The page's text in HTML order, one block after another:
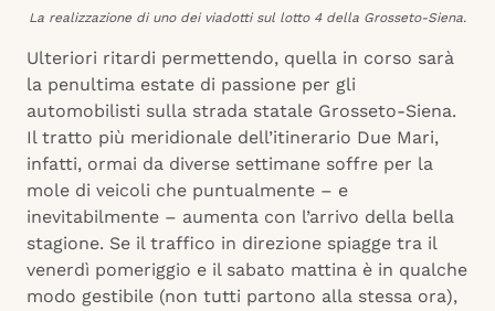
La realizzazione di uno dei viadotti sul lotto 4 della Grosseto-Siena.
Ulteriori ritardi permettendo, quella in corso sarà
la penultima estate di passione per gli
automobilisti sulla strada statale Grosseto-Siena.
Il tratto più meridionale dell’itinerario Due Mari,
infatti, ormai da diverse settimane soffre per la
mole di veicoli che puntualmente – e
inevitabilmente – aumenta con l’arrivo della bella
stagione. Se il traffico in direzione spiagge tra il
venerdì pomeriggio e il sabato mattina è in qualche
modo gestibile (non tutti partono alla stessa ora),